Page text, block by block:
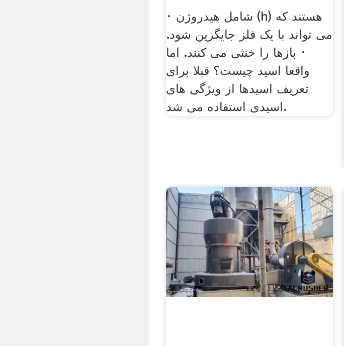
· شامل هیدروژن (h) هستند که
می تواند با یک فلز جایگزین شود.
· بازها را خنثی می کنند. اما
واقعا اسید چیست؟ قبلا برای
تعریف اسیدها از ویژگی های
اسیدی استفاده می شد.